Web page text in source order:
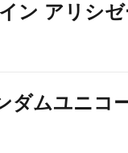
ン アリシ
ダムユニコ